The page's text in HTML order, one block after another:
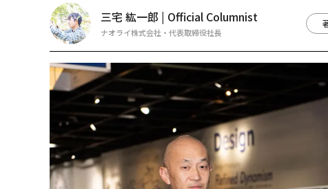
三宅 紘一郎 | Official Columnist
ナオライ株式会社・代表取締役社長